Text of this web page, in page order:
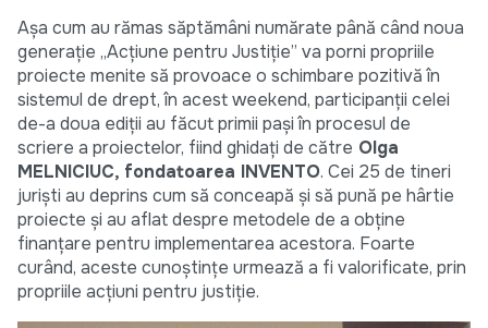
Așa cum au rămas săptămâni numărate până când noua
generație „Acțiune pentru Justiție” va porni propriile
proiecte menite să provoace o schimbare pozitivă în
sistemul de drept, în acest weekend, participanții celei
de-a doua ediții au făcut primii pași în procesul de
scriere a proiectelor, fiind ghidați de către Olga
MELNICIUC, fondatoarea INVENTO. Cei 25 de tineri
juriști au deprins cum să conceapă și să pună pe hârtie
proiecte și au aflat despre metodele de a obține
finanțare pentru implementarea acestora. Foarte
curând, aceste cunoștințe urmează a fi valorificate, prin
propriile acțiuni pentru justiție.